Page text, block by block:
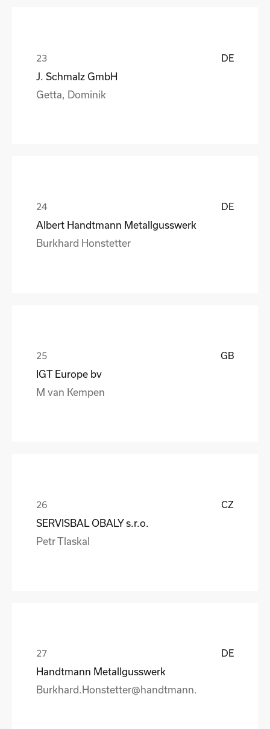
DE
J. Schmalz GmbH
Getta, Dominik
DE
Albert Handtmann Metallgusswerk
Burkhard Honstetter
GB
IGT Europe bv
M van Kempen
CZ
SERVISBAL OBALY s.r.o.
Petr Tlaskal
DE
Handtmann Metallgusswerk
Burkhard.Honstetter@handtmann.